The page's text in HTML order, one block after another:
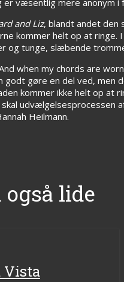
and Liz, blandt andet den
kommer helt op at ringe.
og tunge, slæbende
when my chords are
godt gøre en del ved,
kommer ikke helt op
udvælgelsesprocessen
Heilmann.
lide
Vista